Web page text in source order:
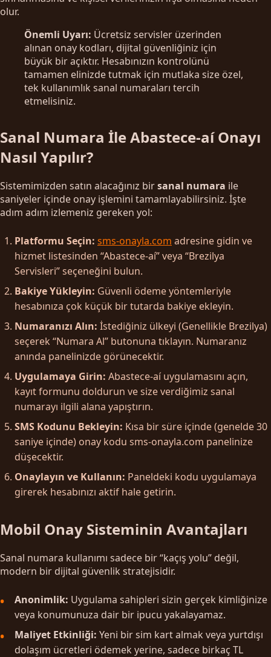
olur.
Önemli Uyarı: Ücretsiz servisler üzerinden
alınan onay kodları, dijital güvenliğiniz için
büyük bir açıktır. Hesabınızın kontrolünü
tamamen elinizde tutmak için mutlaka size özel,
tek kullanımlık sanal numaraları tercih
etmelisiniz.
Sanal Numara İle Abastece-aí Onayı
Nasıl Yapılır?
Sistemimizden satın alacağınız birsanal numara ile
saniyeler içinde onay işlemini tamamlayabilirsiniz. İşte
adım adım izlemeniz gereken yol:
Platformu Seçin: sms-onayla.com adresine gidin ve
hizmet listesinden “Abastece-aí” veya “Brezilya
Servisleri” seçeneğini bulun.
Bakiye Yükleyin: Güvenli ödeme yöntemleriyle
hesabınıza çok küçük bir tutarda bakiye ekleyin.
Numaranızı Alın: İstediğiniz ülkeyi (Genellikle Brezilya)
seçerek “Numara Al” butonuna tıklayın. Numaranız
anında panelinizde görünecektir.
Uygulamaya Girin: Abastece-aí uygulamasını açın,
kayıt formunu doldurun ve size verdiğimiz sanal
numarayı ilgili alana yapıştırın.
SMS Kodunu Bekleyin: Kısa bir süre içinde (genelde 30
saniye içinde) onay kodu sms-onayla.com panelinize
düşecektir.
Onaylayın ve Kullanın: Paneldeki kodu uygulamaya
girerek hesabınızı aktif hale getirin.
Mobil Onay Sisteminin Avantajları
Sanal numara kullanımı sadece bir “kaçış yolu” değil,
modern bir dijital güvenlik stratejisidir.
Anonimlik: Uygulama sahipleri sizin gerçek kimliğinize
veya konumunuza dair bir ipucu yakalayamaz.
Maliyet Etkinliği: Yeni bir sim kart almak veya yurtdışı
dolaşım ücretleri ödemek yerine, sadece birkaç TL